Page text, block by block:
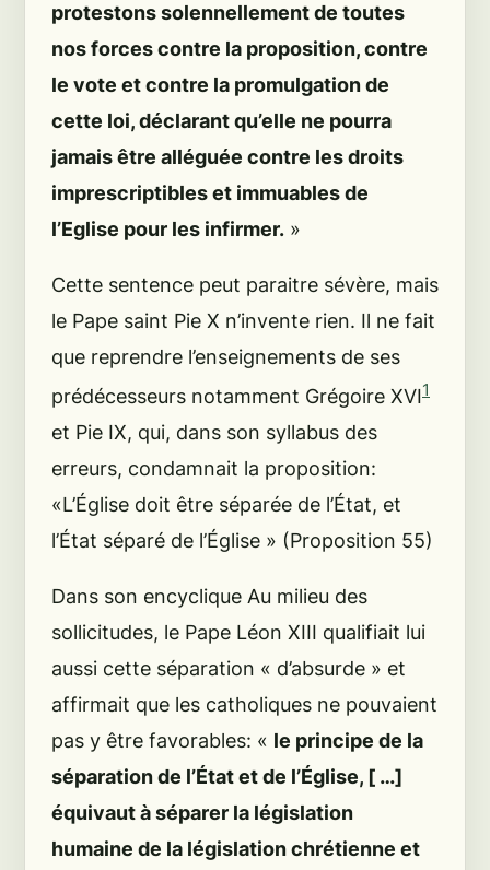
protestons solennellement de toutes
nos forces contre la proposition, contre
le vote et contre la promulgation de
cette loi, déclarant qu’elle ne pourra
jamais être alléguée contre les droits
imprescriptibles et immuables de
l’Eglise pour les infirmer. »
Cette sentence peut paraitre sévère, mais
le Pape saint Pie X n’invente rien. Il ne fait
que reprendre l’enseignements de ses
prédécesseurs notamment Grégoire XVI1
et Pie IX, qui, dans son syllabus des
erreurs, condamnait la proposition:
«L’Église doit être séparée de l’État, et
l’État séparé de l’Église » (Proposition 55)
Dans son encyclique Au milieu des
sollicitudes, le Pape Léon XIII qualifiait lui
aussi cette séparation « d’absurde » et
affirmait que les catholiques ne pouvaient
pas y être favorables: « le principe de la
séparation de l’État et de l’Église, [ …]
équivaut à séparer la législation
humaine de la législation chrétienne et